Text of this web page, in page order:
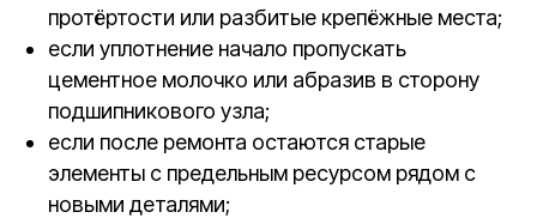
протёртости или разбитые крепёжные места;
если уплотнение начало пропускать
цементное молочко или абразив в сторону
подшипникового узла;
если после ремонта остаются старые
элементы с предельным ресурсом рядом с
новыми деталями;